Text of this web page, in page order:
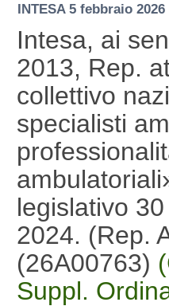
INTESA 5 febbraio 2026
Intesa, ai
2013, Rep.
collettivo
specialisti
legislativo
2024. (Rep.
(26A00763)
Suppl.